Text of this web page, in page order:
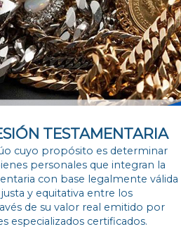
TESTAMENTARIA
cuyo propósito es determinar
personales que integran la
con base legalmente válida
y equitativa entre los
de su valor real emitido por
especializados certificados.